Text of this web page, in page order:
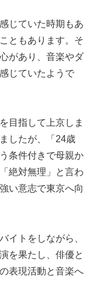
じていた時期もあ
ともあります。そ
があり、音楽やダ
じていたようで
目指して上京しま
したが、「24歳
条件付きで母親か
絶対無理」と言わ
い意志で東京へ向
イトをしながら、
を果たし、俳優と
表現活動と音楽へ